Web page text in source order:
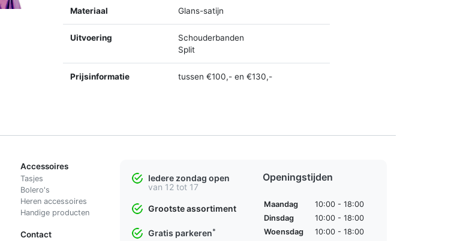
Materiaal Glans-satijn
Uitvoering
Schouderbanden
Split
Prijsinformatie tussen €100,- en €130,-
Accessoires
Tasjes
Bolero's
Heren accessoires
Handige producten
Contact
Iedere zondag open
van 12 tot 17
Grootste assortiment
Gratis parkeren*
Openingstijden
Maandag
10:00 - 18:00
Dinsdag
10:00 - 18:00
Woensdag
10:00 - 18:00